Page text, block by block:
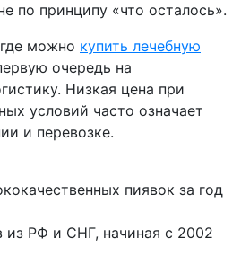
по принципу «что осталось».
можно купить лечебную
очередь на
Низкая цена при
условий часто означает
и перевозке.
пиявок за год
из РФ и СНГ, начиная с 2002